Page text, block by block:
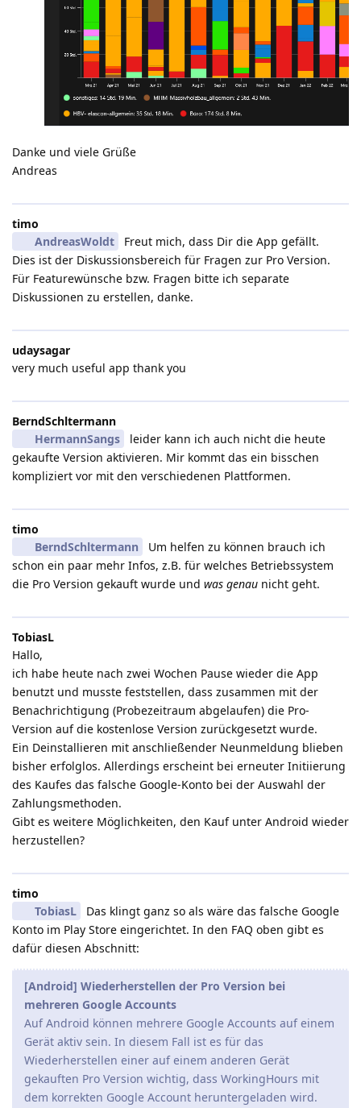
Danke und viele Grüße
Andreas
timo
AndreasWoldt
Freut mich, dass Dir die App gefällt.
Dies ist der Diskussionsbereich für Fragen zur Pro Version.
Für Featurewünsche bzw. Fragen bitte ich separate
Diskussionen zu erstellen, danke.
udaysagar
very much useful app thank you
BerndSchltermann
HermannSangs
leider kann ich auch nicht die heute
gekaufte Version aktivieren. Mir kommt das ein bisschen
kompliziert vor mit den verschiedenen Plattformen.
timo
BerndSchltermann
Um helfen zu können brauch ich
schon ein paar mehr Infos, z.B. für welches Betriebssystem
die Pro Version gekauft wurde und was genau nicht geht.
TobiasL
Hallo,
ich habe heute nach zwei Wochen Pause wieder die App
benutzt und musste feststellen, dass zusammen mit der
Benachrichtigung (Probezeitraum abgelaufen) die Pro-
Version auf die kostenlose Version zurückgesetzt wurde.
Ein Deinstallieren mit anschließender Neunmeldung blieben
bisher erfolglos. Allerdings erscheint bei erneuter Initiierung
des Kaufes das falsche Google-Konto bei der Auswahl der
Zahlungsmethoden.
Gibt es weitere Möglichkeiten, den Kauf unter Android wieder
herzustellen?
timo
TobiasL
Das klingt ganz so als wäre das falsche Google
Konto im Play Store eingerichtet. In den FAQ oben gibt es
dafür diesen Abschnitt:
[Android] Wiederherstellen der Pro Version bei
mehreren Google Accounts
Auf Android können mehrere Google Accounts auf einem
Gerät aktiv sein. In diesem Fall ist es für das
Wiederherstellen einer auf einem anderen Gerät
gekauften Pro Version wichtig, dass WorkingHours mit
dem korrekten Google Account heruntergeladen wird.